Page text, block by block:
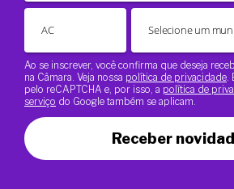
Ao se inscrever, você confirma que deseja
na Câmara. Veja nossa política de privacidade
pelo reCAPTCHA e, por isso, a política de
serviço do Google também se aplicam.
Receber